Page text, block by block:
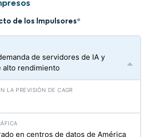
de los Impulsores*
de servidores de IA y
alto rendimiento
en centros de datos de América